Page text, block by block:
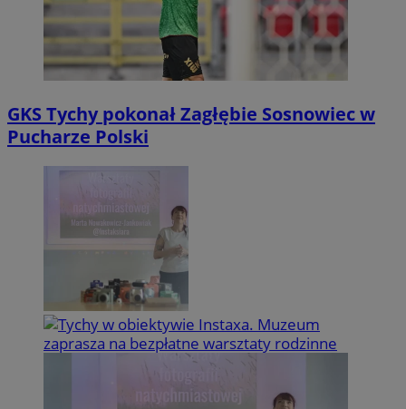
GKS Tychy pokonał Zagłębie Sosnowiec w
Pucharze Polski